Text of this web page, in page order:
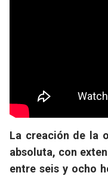
La creación de la
absoluta, con
entre seis y ocho